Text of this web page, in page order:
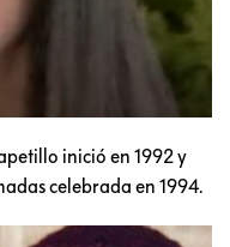
inició en 1992 y
celebrada en 1994.